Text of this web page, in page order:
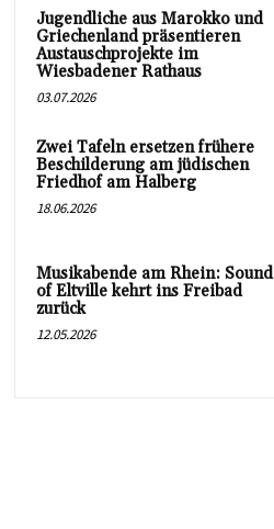
Jugendliche aus Marokko und
Griechenland präsentieren
Austauschprojekte im
Wiesbadener Rathaus
03.07.2026
Zwei Tafeln ersetzen frühere
Beschilderung am jüdischen
Friedhof am Halberg
18.06.2026
Musikabende am Rhein: Sound
of Eltville kehrt ins Freibad
zurück
12.05.2026